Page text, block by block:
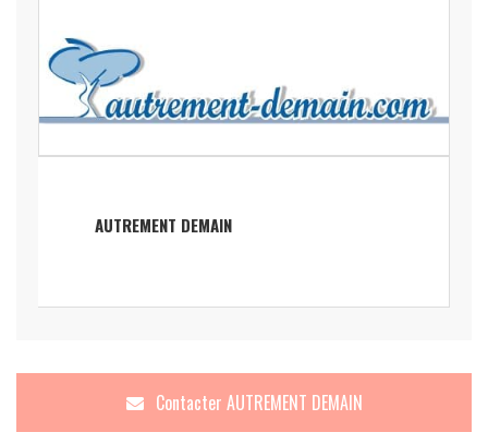
AUTREMENT DEMAIN
Contacter AUTREMENT DEMAIN